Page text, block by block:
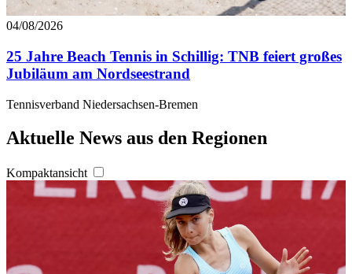
04/08/2026
25 Jahre Beach Tennis in Schillig: TNB feiert großes
Jubiläum am Nordseestrand
Tennisverband Niedersachsen-Bremen
Aktuelle News aus den Regionen
Kompaktansicht